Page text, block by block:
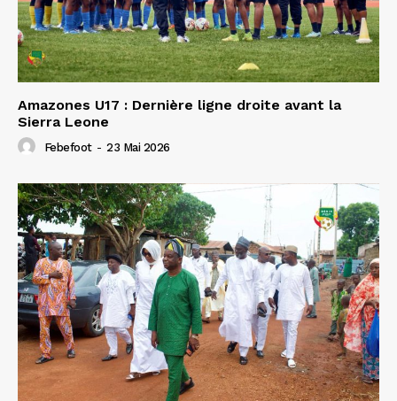
Amazones U17 : Dernière ligne droite avant la
Sierra Leone
Febefoot - 23 Mai 2026